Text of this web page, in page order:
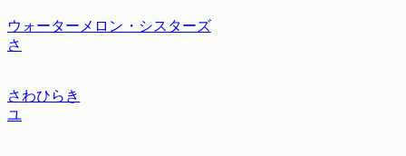
ウォーターメロン・シスターズ
さ
さわひらき
ユ